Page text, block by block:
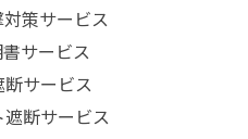
策サービス
サービス
サービス
断サービス